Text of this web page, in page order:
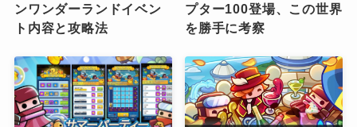
ンワンダーランドイベン
ト内容と攻略法
プター100登場、この世界
を勝手に考察